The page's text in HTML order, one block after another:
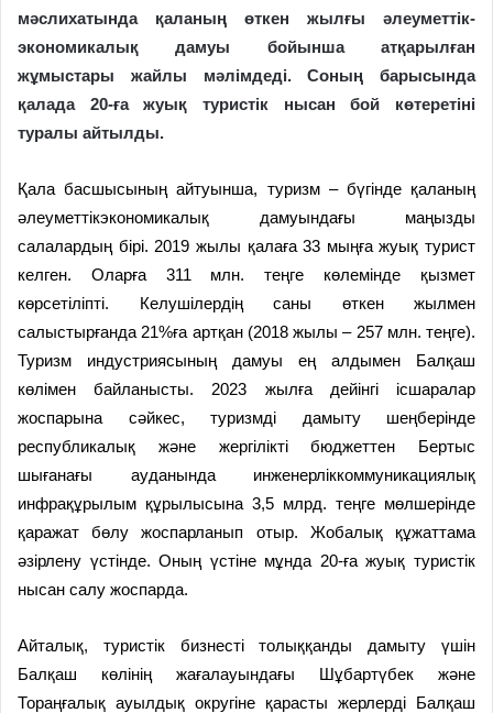
мәслихатында қаланың өткен жылғы әлеуметтік-
экономикалық дамуы бойынша атқарылған
жұмыстары жайлы мәлімдеді. Соның барысында
қалада 20-ға жуық туристік нысан бой көтеретіні
туралы айтылды.
Қала басшысының айтуынша, туризм – бүгінде қаланың
әлеуметтікэкономикалық дамуындағы маңызды
салалардың бірі. 2019 жылы қалаға 33 мыңға жуық турист
келген. Оларға 311 млн. теңге көлемінде қызмет
көрсетіліпті. Келушілердің саны өткен жылмен
салыстырғанда 21%ға артқан (2018 жылы – 257 млн. теңге).
Туризм индустриясының дамуы ең алдымен Балқаш
көлімен байланысты. 2023 жылға дейінгі ісшаралар
жоспарына сәйкес, туризмді дамыту шеңберінде
республикалық және жергілікті бюджеттен Бертыс
шығанағы ауданында инженерліккоммуникациялық
инфрақұрылым құрылысына 3,5 млрд. теңге мөлшерінде
қаражат бөлу жоспарланып отыр. Жобалық құжаттама
әзірлену үстінде. Оның үстіне мұнда 20-ға жуық туристік
нысан салу жоспарда.
Айталық, туристік бизнесті толыққанды дамыту үшін
Балқаш көлінің жағалауындағы Шұбартүбек және
Тораңғалық ауылдық округіне қарасты жерлерді Балқаш